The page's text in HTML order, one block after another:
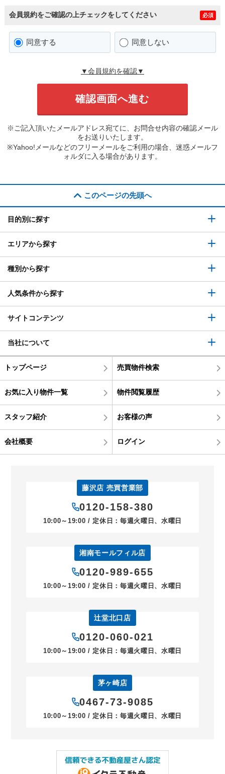
会員規約をご確認の上チェックをしてください 必須
同意する 同意しない
▼会員規約を確認▼
※ご記入頂いたメールアドレス宛てに、お問合せ内容の確認メール
をお送りいたします。
※Yahoo!メールなどのフリーメールをご利用の場合、迷惑メールフ
ォルダに入る場合があります。
このページの先頭へ
目的別に探す
エリアから探す
種別から探す
人気条件から探す
サイトコンテンツ
当社について
トップページ 売買物件検索
お気に入り物件一覧 物件閲覧履歴
スタッフ紹介 お客様の声
会社概要 ログイン
藤沢店 売買営業部
0120-158-380
10:00～19:00 / 定休日：毎週火曜日、水曜日
湘南モールフィル店
0120-989-655
10:00～19:00 / 定休日：毎週火曜日、水曜日
辻堂北口店
0120-060-021
10:00～19:00 / 定休日：毎週火曜日、水曜日
茅ヶ崎店
0467-73-9085
10:00～19:00 / 定休日：毎週火曜日、水曜日